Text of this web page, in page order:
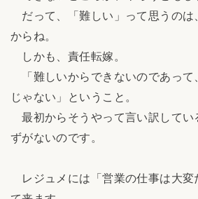
だって、「難しい」って思うのは
からね。
しかも、責任転嫁。
「難しいからできないのであって
じゃない」ということ。
最初からそうやって言い訳してい
ずがないのです。
レジュメには「営業の仕事は大変